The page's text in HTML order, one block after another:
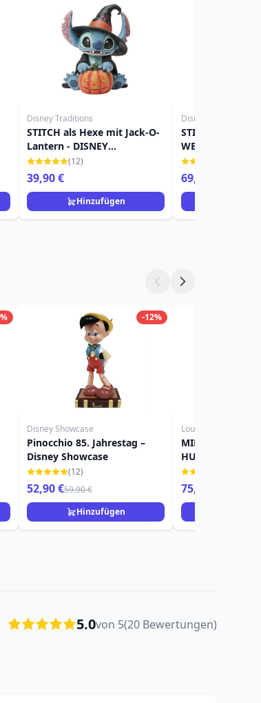
Disney Traditions
STITCH als Hexe mit Jack-O-
Lantern - DISNEY
TRADITIONS
(12)
39,90 €
Hinzufügen
Disney Traditions
STITCH WITH
WEIHNACHTEN
(LED) - DISNEY
69,90 €
-12%
Disney Showcase
Pinocchio 85. Jahrestag –
Disney Showcase
(12)
52,90 €59,90 €
Hinzufügen
Loungefly
MINI-
HUNDEN UND
DISNEY
75,90 €
5.0von 5(20 Bewertungen)